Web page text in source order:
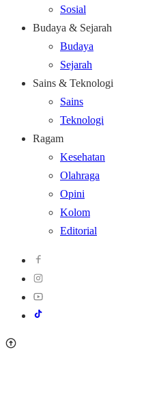
Sosial
Budaya & Sejarah
Budaya
Sejarah
Sains & Teknologi
Sains
Teknologi
Ragam
Kesehatan
Olahraga
Opini
Kolom
Editorial